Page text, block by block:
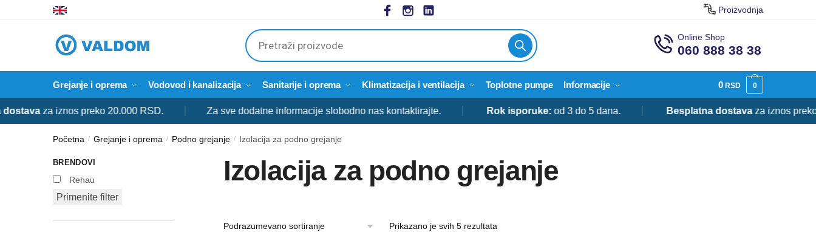
Proizvodnja
Products
search
Online Shop
060 888 38 38
Grejanje i oprema Vodovod i kanalizacija Sanitarije i oprema Klimatizacija i ventilacija Toplotne pumpe Informacije 0RSD 0
za iznos preko 20.000 RSD. Za sve dodatne informacije slobodno nas kontaktirajte. Rok isporuke:od 3 do 5 dana. Besplatna dostavaza iznos preko
Početna / Grejanje i oprema / Podno grejanje / Izolacija za podno grejanje
Izolacija za podno grejanje
Prikazano je svih 5 rezultata
BRENDOVI
Rehau
Primenite filter